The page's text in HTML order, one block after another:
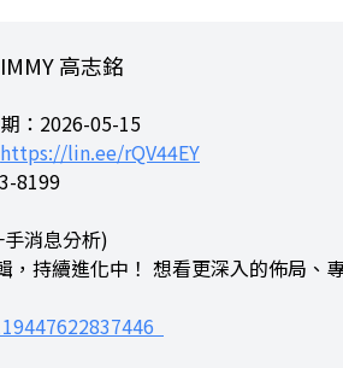
高志銘
：2026-05-15
https://lin.ee/rQV44EY
8199
消息分析)
，持續進化中！ 想看更深入的佈局、